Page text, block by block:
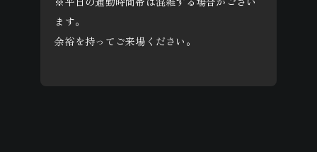
ます。
余裕を持ってご来場ください。